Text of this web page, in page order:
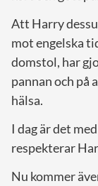
Att Harry
mot engelska
domstol, har
pannan och på
hälsa.
I dag är det
respekterar
Nu kommer